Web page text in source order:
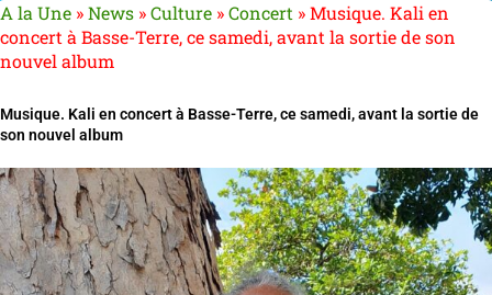
A la Une »News »Culture »Concert »Musique. Kali en
concert à Basse-Terre, ce samedi, avant la sortie de son
nouvel album
Musique. Kali en concert à Basse-Terre, ce samedi, avant la sortie de
son nouvel album